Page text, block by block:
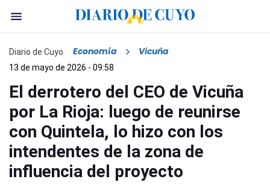
Diario de Cuyo Economía Vicuña
13 de mayo de 2026 - 09:58
El derrotero del CEO de Vicuña
por La Rioja: luego de reunirse
con Quintela, lo hizo con los
intendentes de la zona de
influencia del proyecto